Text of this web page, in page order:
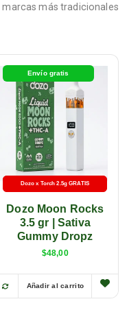
más tradicionales
Envío gratis
-5% con transferencia
Dozo x Torch 2.5g GRATIS
Dozo Moon Rocks
3.5 gr | Sativa
Gummy Dropz
$48,00
Añadir al carrito